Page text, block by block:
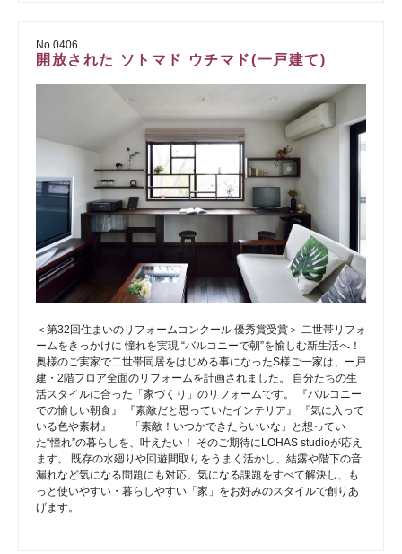
No.0406
開放された ソトマド ウチマド(一戸建て)
＜第32回住まいのリフォームコンクール 優秀賞受賞＞ 二世帯リフォ
ームをきっかけに 憧れを実現 “バルコニーで朝”を愉しむ新生活へ！
奥様のご実家で二世帯同居をはじめる事になったS様ご一家は、ー戸
建・2階フロア全面のリフォームを計画されました。 自分たちの生
活スタイルに合った「家づくり」のリフォームです。 『バルコニー
での愉しい朝食』 『素敵だと思っていたインテリア』 『気に入って
いる色や素材』･･･ 「素敵！いつかできたらいいな」と想ってい
た“憧れ”の暮らしを、叶えたい！ そのご期待にLOHAS studioが応え
ます。 既存の水廻りや回遊間取りをうまく活かし、結露や階下の音
漏れなど気になる問題にも対応。気になる課題をすべて解決し、も
っと使いやすい・暮らしやすい「家」をお好みのスタイルで創りあ
げます。